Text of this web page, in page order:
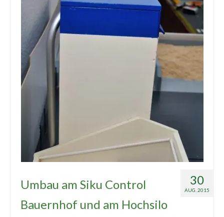
30
AUG. 2015
Umbau am Siku Control
Bauernhof und am Hochsilo